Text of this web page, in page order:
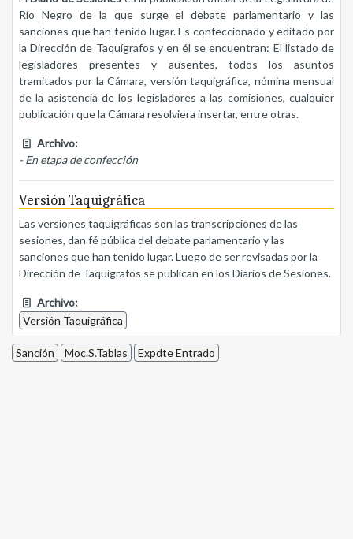
Río Negro de la que surge el debate parlamentario y las
sanciones que han tenido lugar. Es confeccionado y editado por
la Dirección de Taquígrafos y en él se encuentran: El listado de
legisladores presentes y ausentes, todos los asuntos
tramitados por la Cámara, versión taquigráfica, nómina mensual
de la asistencia de los legisladores a las comisiones, cualquier
publicación que la Cámara resolviera insertar, entre otras.
Archivo:
- En etapa de confección
Versión Taquigráfica
Las versiones taquigráficas son las transcripciones de las
sesiones, dan fé pública del debate parlamentario y las
sanciones que han tenido lugar. Luego de ser revisadas por la
Dirección de Taquígrafos se publican en los Diarios de Sesiones.
Archivo:
Versión Taquigráfica
Sanción Moc.S.Tablas Expdte Entrado